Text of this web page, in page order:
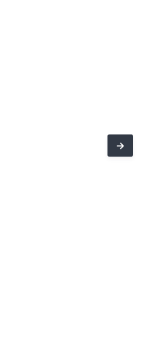
→